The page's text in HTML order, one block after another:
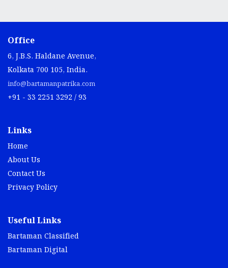
Office
6, J.B.S. Haldane Avenue,
Kolkata 700 105, India.
info@bartamanpatrika.com
+91 - 33 2251 3292 / 93
Links
Home
About Us
Contact Us
Privacy Policy
Useful Links
Bartaman Classified
Bartaman Digital